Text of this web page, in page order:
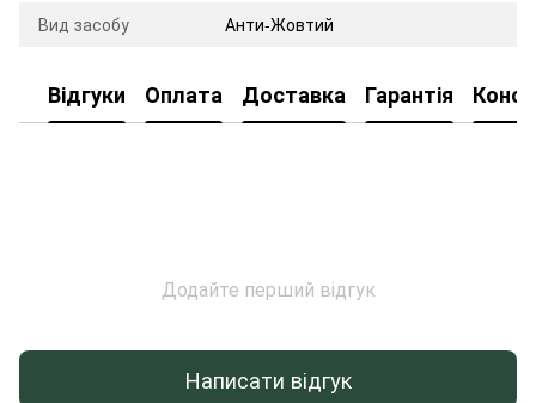
Вид засобу
Анти-Жовтий
Відгуки Оплата Доставка Гарантія
Додайте перший відгук
Написати відгук